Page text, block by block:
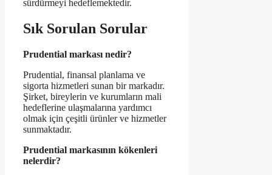
sürdürmeyi hedeflemektedir.
Sık Sorulan Sorular
Prudential markası nedir?
Prudential, finansal planlama ve
sigorta hizmetleri sunan bir markadır.
Şirket, bireylerin ve kurumların mali
hedeflerine ulaşmalarına yardımcı
olmak için çeşitli ürünler ve hizmetler
sunmaktadır.
Prudential markasının kökenleri
nelerdir?